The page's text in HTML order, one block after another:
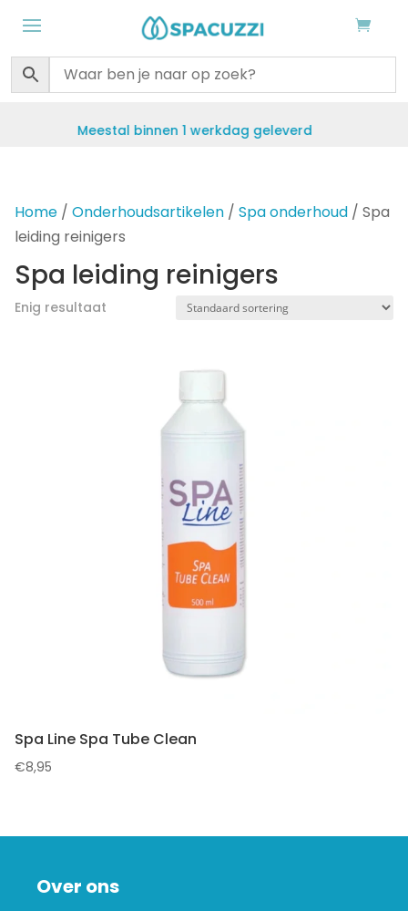
Meestal binnen 1 werkdag geleverd
Home/ Onderhoudsartikelen/ Spa onderhoud/ Spa
leiding reinigers
Spa leiding reinigers
Enig resultaat
Spa Line Spa Tube Clean
€8,95
Over ons